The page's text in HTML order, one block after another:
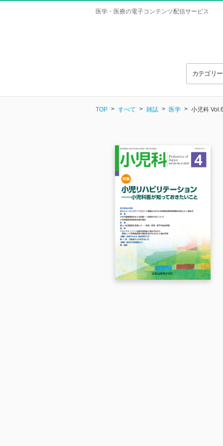
医学・医療の電子コンテンツ配信サービス
カテゴリ
TOP すべて 雑誌 医学 小児科